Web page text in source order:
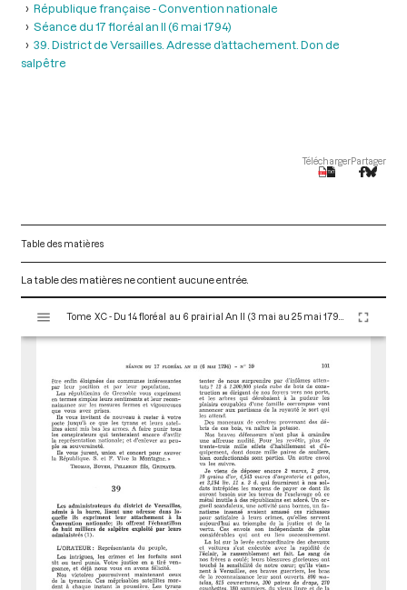
République française - Convention nationale
Séance du 17 floréal an II (6 mai 1794)
39. District de Versailles. Adresse d’attachement. Don de
salpêtre
TéléchargerPartager
Table des matières
La table des matières ne contient aucune entrée.
s